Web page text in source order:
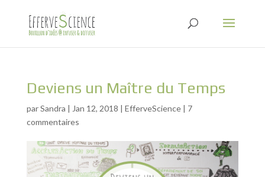
Deviens un Maître du Temps
parSandra | Jan 12, 2018 | EfferveScience| 7
commentaires